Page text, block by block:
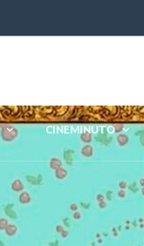
CINEMINUTO